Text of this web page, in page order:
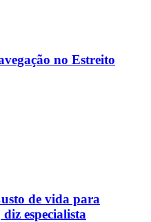
no Estreito
de vida para
especialista